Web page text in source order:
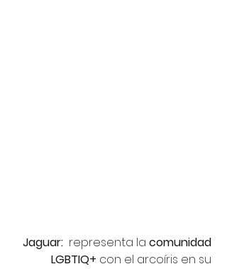
Jaguar: representa la comunidad
LGBTIQ+ con el arcoíris en su